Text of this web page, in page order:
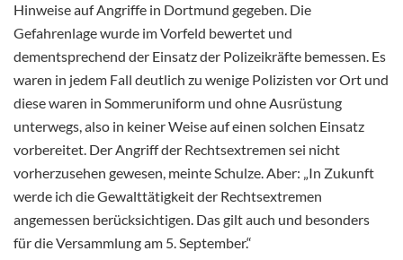
Hinweise auf Angriffe in Dortmund gegeben. Die
Gefahrenlage wurde im Vorfeld bewertet und
dementsprechend der Einsatz der Polizeikräfte bemessen. Es
waren in jedem Fall deutlich zu wenige Polizisten vor Ort und
diese waren in Sommeruniform und ohne Ausrüstung
unterwegs, also in keiner Weise auf einen solchen Einsatz
vorbereitet. Der Angriff der Rechtsextremen sei nicht
vorherzusehen gewesen, meinte Schulze. Aber: „In Zukunft
werde ich die Gewalttätigkeit der Rechtsextremen
angemessen berücksichtigen. Das gilt auch und besonders
für die Versammlung am 5. September.“